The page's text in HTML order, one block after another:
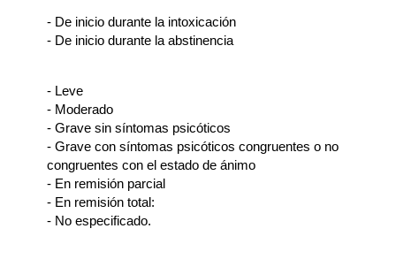
- De inicio durante la intoxicación
- De inicio durante la abstinencia
- Leve
- Moderado
- Grave sin síntomas psicóticos
- Grave con síntomas psicóticos congruentes o no
congruentes con el estado de ánimo
- En remisión parcial
- En remisión total:
- No especificado.